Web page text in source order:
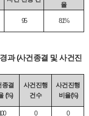
율
95 8.1%
과 (사건종결 및 사건진
종결
(%)
사건진행
건수
사건진행
비율(%)
0
0